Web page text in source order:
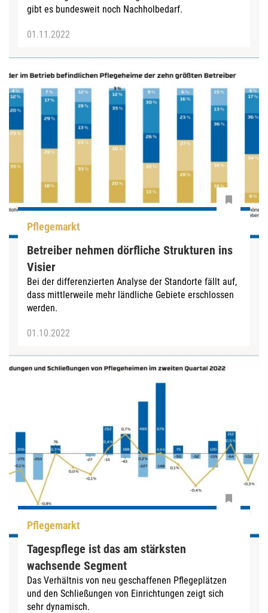
gibt es bundesweit noch Nachholbedarf.
01.11.2022
Pflegemarkt
Betreiber nehmen dörfliche Strukturen ins
Visier
Bei der differenzierten Analyse der Standorte fällt auf,
dass mittlerweile mehr ländliche Gebiete erschlossen
werden.
01.10.2022
Pflegemarkt
Tagespflege ist das am stärksten
wachsende Segment
Das Verhältnis von neu geschaffenen Pflegeplätzen
und den Schließungen von Einrichtungen zeigt sich
sehr dynamisch.